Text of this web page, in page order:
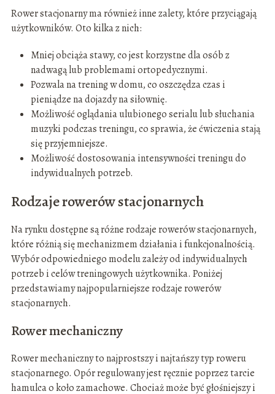
Rower stacjonarny ma również inne zalety, które przyciągają
użytkowników. Oto kilka z nich:
Mniej obciąża stawy, co jest korzystne dla osób z
nadwagą lub problemami ortopedycznymi.
Pozwala na trening w domu, co oszczędza czas i
pieniądze na dojazdy na siłownię.
Możliwość oglądania ulubionego serialu lub słuchania
muzyki podczas treningu, co sprawia, że ćwiczenia stają
się przyjemniejsze.
Możliwość dostosowania intensywności treningu do
indywidualnych potrzeb.
Rodzaje rowerów stacjonarnych
Na rynku dostępne są różne rodzaje rowerów stacjonarnych,
które różnią się mechanizmem działania i funkcjonalnością.
Wybór odpowiedniego modelu zależy od indywidualnych
potrzeb i celów treningowych użytkownika. Poniżej
przedstawiamy najpopularniejsze rodzaje rowerów
stacjonarnych.
Rower mechaniczny
Rower mechaniczny to najprostszy i najtańszy typ roweru
stacjonarnego. Opór regulowany jest ręcznie poprzez tarcie
hamulca o koło zamachowe. Chociaż może być głośniejszy i